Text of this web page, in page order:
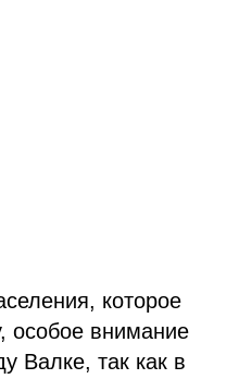
которое
особое внимание
Валке, так как в